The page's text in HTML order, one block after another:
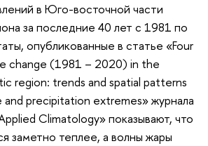
в Юго-восточной части
за последние 40 лет с 1981 по
опубликованные в статье «Four
change (1981 – 2020) in the
region: trends and spatial patterns
precipitation extremes» журнала
Climatology» показывают, что
заметно теплее, а волны жары